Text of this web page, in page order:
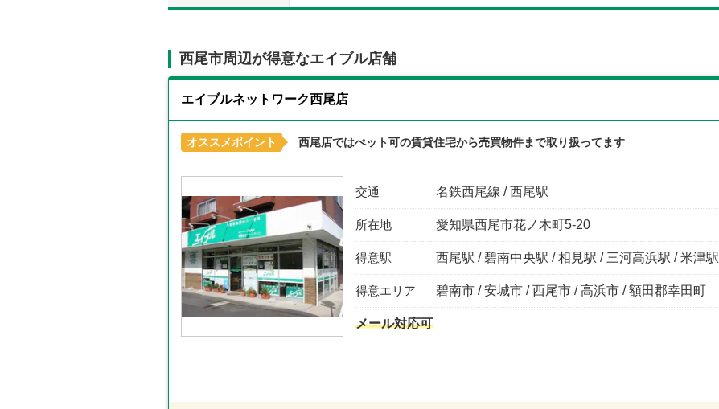
西尾市周辺が得意なエイブル店舗
エイブルネットワーク西尾店
オススメポイント 西尾店ではぺット可の賃貸住宅から売買物件まで取り扱ってます
交通 名鉄西尾線 / 西尾駅
所在地 愛知県西尾市花ノ木町5-20
得意駅 西尾駅 / 碧南中央駅 / 相見駅 / 三河高浜駅 / 米津駅
得意エリア 碧南市 / 安城市 / 西尾市 / 高浜市 / 額田郡幸田町
メール対応可